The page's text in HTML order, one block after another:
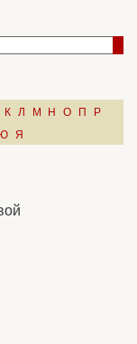
К Л М Н О П
Р
Ю Я